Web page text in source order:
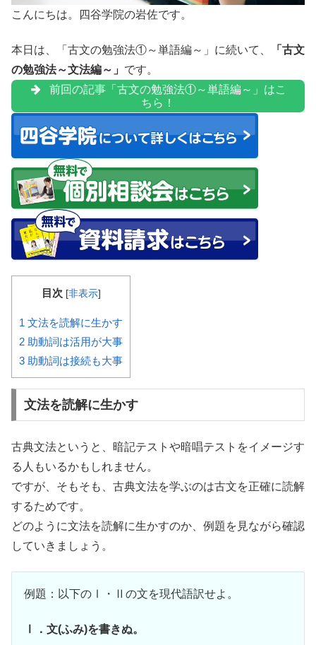
こんにちは。四谷学院の岩佐です。
本日は、「古文の勉強法①～単語編～」に続いて、
「古文
の勉強法～文法編～」 です。
前回の記事「古文の勉強法①～単語編～」はこ
ちら！
目次 [非表示]
1 文法を読解に生かす
2 助動詞は活用が大事
3 助動詞は接続も大事
文法を読解に生かす
古典文法というと、暗記テストや暗唱テストをイメージす
る人もいるかもしれません。
ですが、そもそも、古典文法を学ぶのは古文を正確に読解
するためです。
どのように文法を読解に生かすのか、例題を見ながら確認
していきましょう。
例題：以下のⅠ・Ⅱの文を現代語訳せよ。
Ⅰ．文(ふみ)を書きぬ。